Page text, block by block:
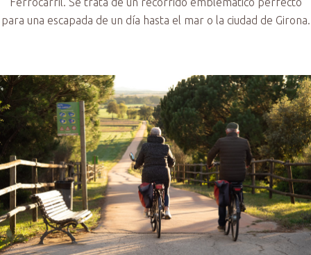
para una escapada de un día hasta el mar o la ciudad de Girona.